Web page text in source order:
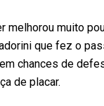
melhorou muito
que fez o
chances de
de placar.